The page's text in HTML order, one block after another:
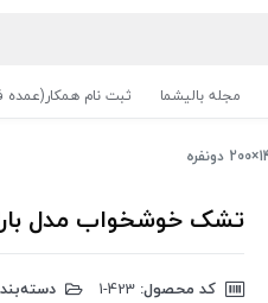
مجله بالیشما ثبت نام
تشک خوشخواب مدل باراباس -
کد محصول: